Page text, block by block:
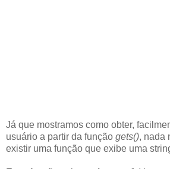
Já que mostramos como obter,
usuário a partir da função gets(), nada
existir uma função que exibe uma